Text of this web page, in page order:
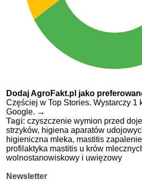
Dodaj AgroFakt.pl jako
Częściej w Top Stories. Wystarczy 1
Google. →
Tagi: czyszczenie wymion przed
strzyków, higiena aparatów
higieniczna mleka, mastitis
profilaktyka mastitis u krów
wolnostanowiskowy i uwięzowy
Newsletter